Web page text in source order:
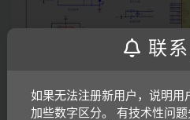
联系
如果无法注册新用户，说明用
加些数字区分。 有技术性问